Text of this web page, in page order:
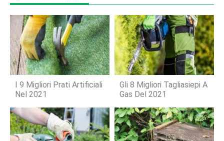
I 9 Migliori Prati Artificiali
Nel 2021
Gli 8 Migliori Tagliasiepi A
Gas Del 2021